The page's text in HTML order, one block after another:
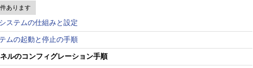
ファイルはどれですか？（1つ選択）
あります
ステムの仕組みと設定
ムの起動と停止の手順
ルのコンフィグレーション手順